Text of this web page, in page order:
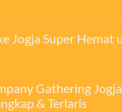
Jogja Super Hemat
Gathering
& Terlaris